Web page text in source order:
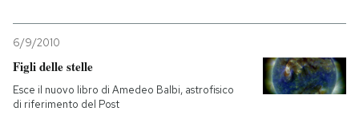
Sport
Mondiali calcio 2026
PODCAST
6/9/2010
Figli delle stelle
Esce il nuovo libro di Amedeo Balbi, astrofisico
di riferimento del Post